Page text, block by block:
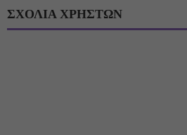
ΣΧΟΛΙΑ ΧΡΗΣΤΩΝ